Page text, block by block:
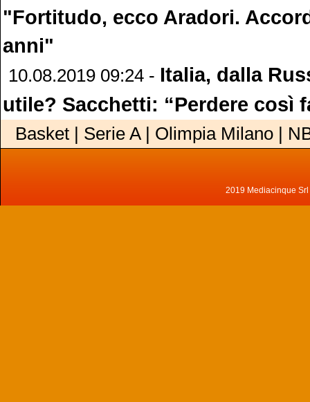
"Fortitudo, ecco Aradori.
anni"
10.08.2019 09:24 - Italia, dalla
utile? Sacchetti: “Perdere così
Basket | Serie A | Olimpia Milano |
2019 Mediacinque Srl